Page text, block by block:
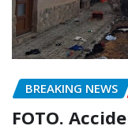
BREAKING NEWS
FOTO.